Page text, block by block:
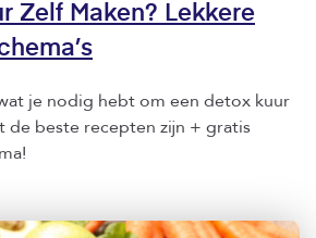
Zelf Maken? Lekkere
je nodig hebt om een detox kuur
de beste recepten zijn + gratis